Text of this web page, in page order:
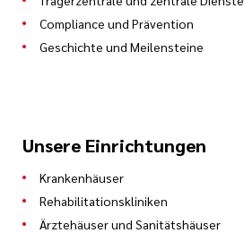
Compliance und Prävention
Geschichte und Meilensteine
Unsere Einrichtungen
Krankenhäuser
Rehabilitationskliniken
Ärztehäuser und Sanitätshäuser